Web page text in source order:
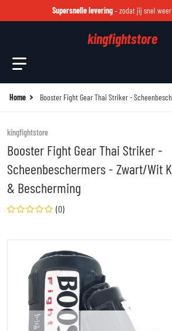
Supersnelle levering– zodat jij snel
kingfightstore
Home Booster Fight Gear Thai Striker -
kingfightstore
Booster Fight Gear Thai Striker -
Scheenbeschermers - Zwart/Wit
& Bescherming
(0)